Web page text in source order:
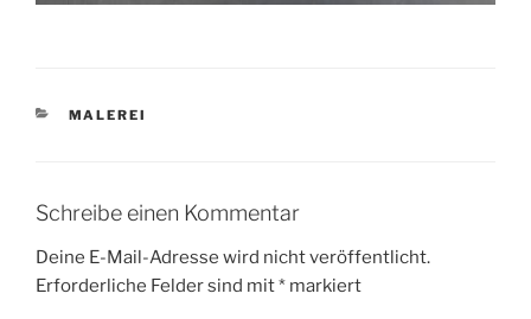
KATEGORIEN
MALEREI
Schreibe einen Kommentar
Deine E-Mail-Adresse wird nicht veröffentlicht.
Erforderliche Felder sind mit* markiert